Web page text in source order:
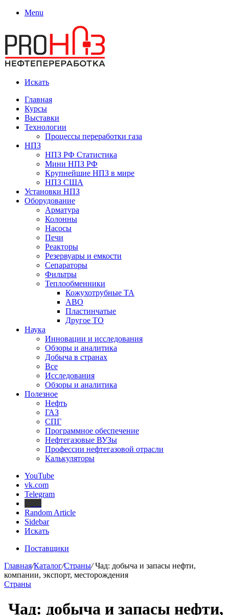
Menu
Искать
Главная
Курсы
Выставки
Технологии
Процессы переработки газа
НПЗ
НПЗ РФ Статистика
Мини НПЗ РФ
Крупнейшие НПЗ в мире
НПЗ США
Установки НПЗ
Оборудование
Арматура
Колонны
Насосы
Печи
Реакторы
Резервуары и емкости
Сепараторы
Фильтры
Теплообменники
Кожухотрубные ТА
АВО
Пластинчатые
Другое ТО
Наука
Инновации и исследования
Обзоры и аналитика
Добыча в странах
Все
Исследования
Обзоры и аналитика
Полезное
Нефть
ГАЗ
СПГ
Программное обеспечение
Нефтегазовые ВУЗы
Профессии нефтегазовой отрасли
Калькуляторы
YouTube
vk.com
Telegram
Random Article
Sidebar
Искать
Поставщики
Главная/Каталог/Страны/Чад: добыча и запасы нефти,
компании, экспорт, месторождения
Страны
Чад: добыча и запасы нефти,